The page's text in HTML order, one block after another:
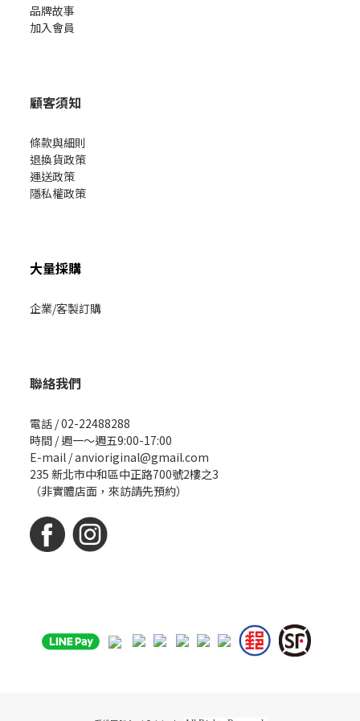
品牌故事
加入會員
顧客須知
條款與細則
退換貨政策
運送政策
隱私權政策
大量採購
企業/客製訂購
聯絡我們
電話 / 02-22488288
時間 / 週一～週五9:00-17:00
E-mail / anvioriginal@gmail.com
235 新北市中和區中正路700號2樓之3
（非實體店面，來訪請先預約）